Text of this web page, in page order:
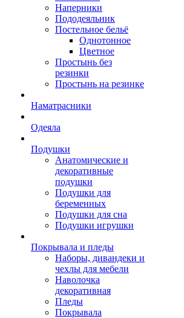
Наперники
Пододеяльник
Постельное бельё
Однотонное
Цветное
Простынь без
резинки
Простынь на резинке
Наматрасники
Одеяла
Подушки
Анатомические и
декоративные
подушки
Подушки для
беременных
Подушки для сна
Подушки игрушки
Покрывала и пледы
Наборы, дивандеки и
чехлы для мебели
Наволочка
декоративная
Пледы
Покрывала